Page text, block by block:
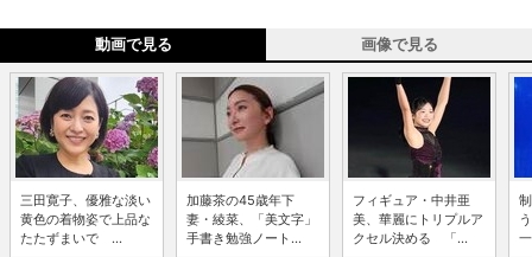
動画で見る 画像で見る
三田寛子、優雅な淡い
黄色の着物姿で上品な
たたずまいで ...
加藤茶の45歳年下
妻・綾菜、「美文字」
手書き勉強ノート...
フィギュア・中井亜
美、華麗にトリプルア
クセル決める 「...